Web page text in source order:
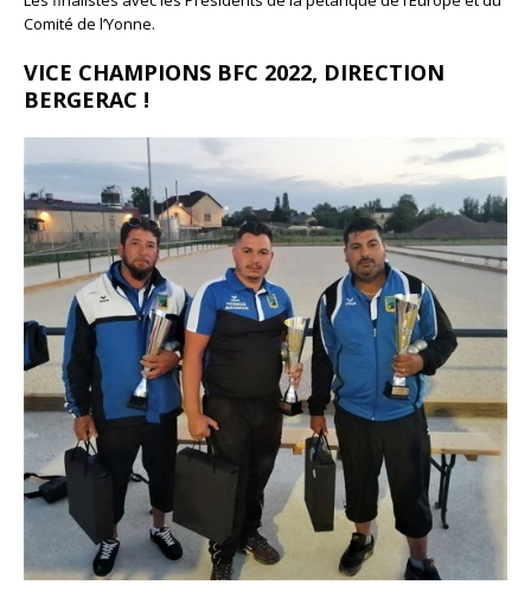
Comité de l’Yonne.
VICE CHAMPIONS BFC 2022, DIRECTION
BERGERAC !